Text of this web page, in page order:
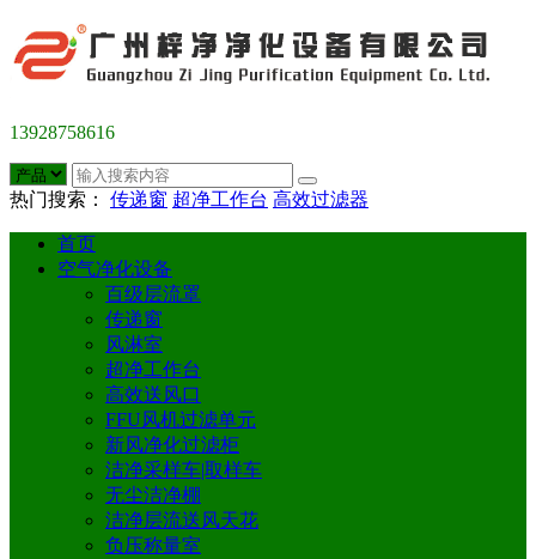
13928758616
热门搜索： 传递窗 超净工作台 高效过滤器
首页
空气净化设备
百级层流罩
传递窗
风淋室
超净工作台
高效送风口
FFU风机过滤单元
新风净化过滤柜
洁净采样车|取样车
无尘洁净棚
洁净层流送风天花
负压称量室